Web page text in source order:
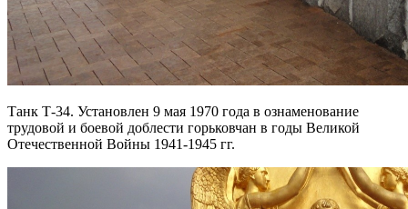
Танк Т-34. Установлен 9 мая 1970 года в ознаменование
трудовой и боевой доблести горьковчан в годы Великой
Отечественной Войны 1941-1945 гг.